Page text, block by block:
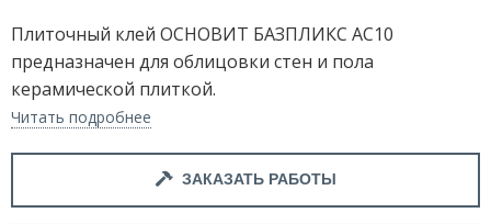
Плиточный клей ОСНОВИТ БАЗПЛИКС АС10
предназначен для облицовки стен и пола
керамической плиткой.
Читать подробнее
ЗАКАЗАТЬ РАБОТЫ